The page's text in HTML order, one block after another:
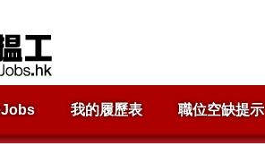
我的履歷表 職位空缺提示